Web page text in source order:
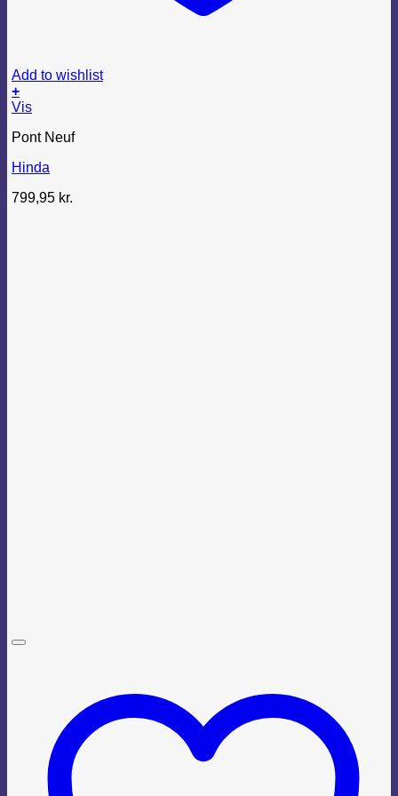
Add to wishlist
+
Dette
har
varianter.
kan
Vis
Pont Neuf
Hinda
799,95 kr.